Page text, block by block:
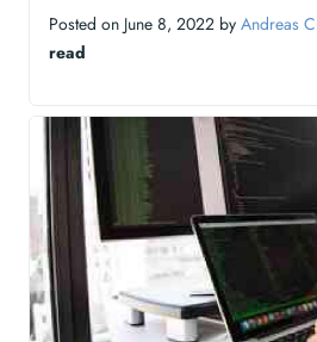
Posted on June 8, 2022 by Andreas
read